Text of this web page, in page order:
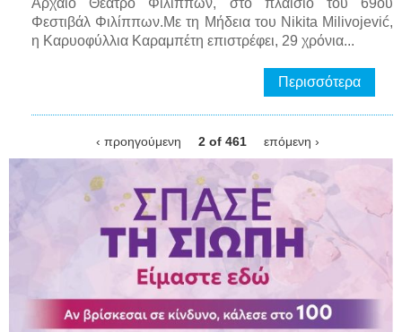
Αρχαίο Θέατρο Φιλίππων, στο πλαίσιο του 69ου
Φεστιβάλ Φιλίππων.Με τη Μήδεια του Nikita Milivojević,
η Καρυοφύλλια Καραμπέτη επιστρέφει, 29 χρόνια...
Περισσότερα
‹ προηγούμενη 2 of 461 επόμενη ›